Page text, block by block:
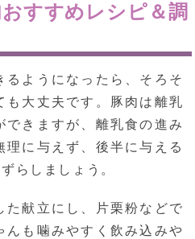
すすめレシピ＆調
るようになったら、そろそ
も大丈夫です。豚肉は離乳
できますが、離乳食の進み
に与えず、後半に与える
らしましょう。
た献立にし、片栗粉などで
んも噛みやすく飲み込みや